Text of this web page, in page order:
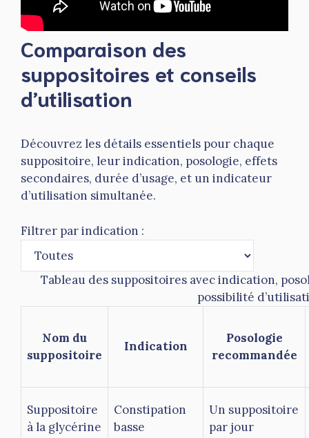
Comparaison des
suppositoires et conseils
d’utilisation
Découvrez les détails essentiels pour chaque
suppositoire, leur indication, posologie, effets
secondaires, durée d’usage, et un indicateur
d’utilisation simultanée.
Filtrer par indication :
Tableau des suppositoires avec indication,
possibilité
Nom du
suppositoire
Indication
Posologie
recommandée
Suppositoire
à la glycérine
Constipation
basse
Un suppositoire
par jour